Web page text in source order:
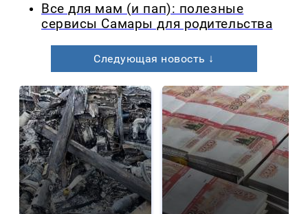
Все для мам (и пап): полезные
сервисы Самары для родительства
Следующая новость ↓